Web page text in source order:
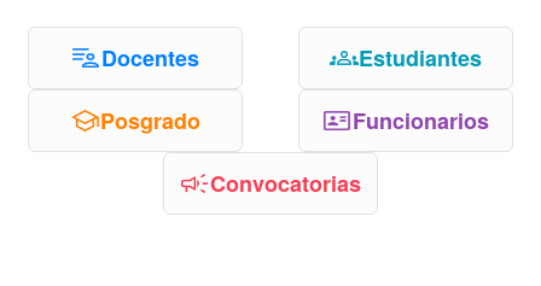
Docentes
Estudiantes
Posgrado
Funcionarios
Convocatorias